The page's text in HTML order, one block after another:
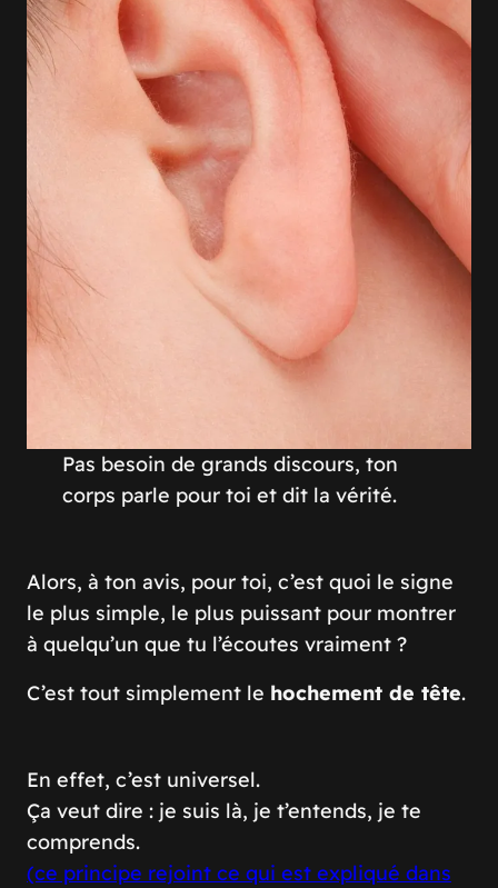
Pas besoin de grands discours, ton
corps parle pour toi et dit la vérité.
Alors, à ton avis, pour toi, c’est quoi le signe
le plus simple, le plus puissant pour montrer
à quelqu’un que tu l’écoutes vraiment ?
C’est tout simplement le hochement de tête.
En effet, c’est universel.
Ça veut dire : je suis là, je t’entends, je te
comprends.
(ce principe rejoint ce qui est expliqué dans